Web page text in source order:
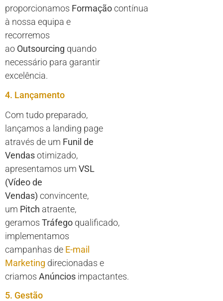
proporcionamos Formaçãocontínua
à nossa equipa e
recorremos
ao Outsourcing quando
necessário para garantir
excelência.
4. Lançamento
Com tudo preparado,
lançamos a landing page
através de um Funil de
Vendasotimizado,
apresentamos um VSL
(Vídeo de
Vendas) convincente,
um Pitch atraente,
geramos Tráfego qualificado,
implementamos
campanhas de E-mail
Marketing direcionadas e
criamos Anúncios impactantes.
5. Gestão